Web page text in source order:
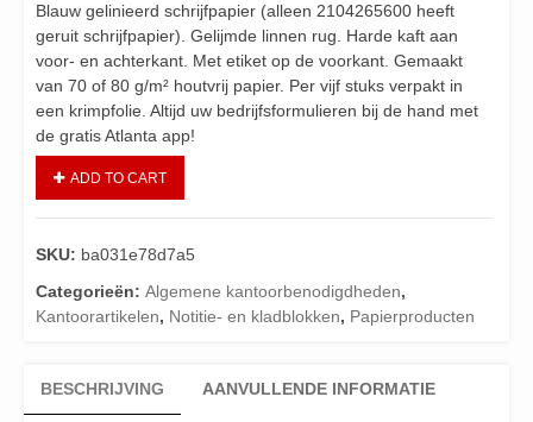
Blauw gelinieerd schrijfpapier (alleen 2104265600 heeft
geruit schrijfpapier). Gelijmde linnen rug. Harde kaft aan
voor- en achterkant. Met etiket op de voorkant. Gemaakt
van 70 of 80 g/m² houtvrij papier. Per vijf stuks verpakt in
een krimpfolie. Altijd uw bedrijfsformulieren bij de hand met
de gratis Atlanta app!
ADD TO CART
SKU: ba031e78d7a5
Categorieën: Algemene kantoorbenodigdheden,
Kantoorartikelen, Notitie- en kladblokken, Papierproducten
BESCHRIJVING AANVULLENDE INFORMATIE